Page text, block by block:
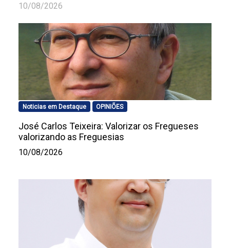
10/08/2026
Noticias em Destaque OPINIÕES
José Carlos Teixeira: Valorizar os Fregueses
valorizando as Freguesias
10/08/2026